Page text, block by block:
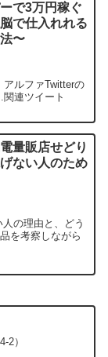
で3万円稼ぐ
で仕入れれる
〜
アルファTwitterの
連ツイート
量販店せどり
ない人のため
の理由と、どう
を考察しながら
2）